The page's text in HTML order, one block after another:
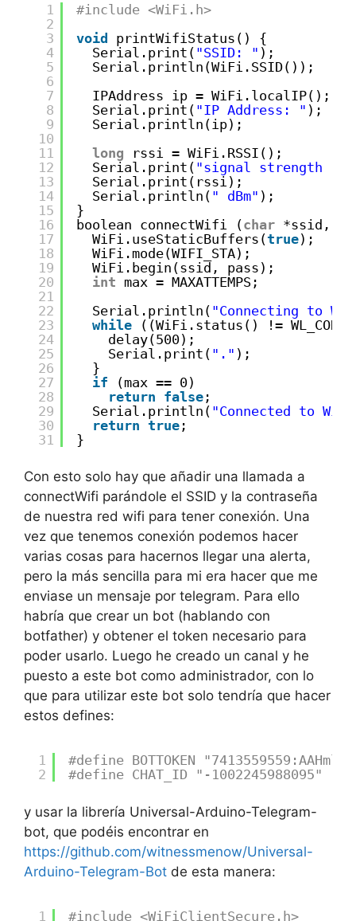
1
2
3
4
5
6
7
8
9
10
11
12
13
14
15
16
17
18
19
20
21
22
23
24
25
26
27
28
29
30
31
#include <WiFi.h>
void printWifiStatus() {
Serial.print( "SSID: " );
Serial.println(WiFi.SSID());
IPAddress ip = WiFi.localIP();
Serial.print( "IP Address: " );
Serial.println(ip);
long
rssi = WiFi.RSSI();
Serial.print( "signal strength
Serial.print(rssi);
Serial.println( " dBm" );
}
boolean connectWifi (char *ssid,
WiFi.useStaticBuffers(true);
WiFi.mode(WIFI_STA);
WiFi.begin(ssid, pass);
int max = MAXATTEMPS;
Serial.println( "Connecting to
while
((WiFi.status() !=
delay(500);
Serial.print( "." );
}
if
(max == 0)
return false ;
Serial.println( "Connected to
return true ;
}
Con esto solo hay que añadir una llamada a
connectWifi parándole el SSID y la contraseña
de nuestra red wifi para tener conexión. Una
vez que tenemos conexión podemos hacer
varias cosas para hacernos llegar una alerta,
pero la más sencilla para mi era hacer que me
enviase un mensaje por telegram. Para ello
habría que crear un bot (hablando con
botfather) y obtener el token necesario para
poder usarlo. Luego he creado un canal y he
puesto a este bot como administrador, con lo
que para utilizar este bot solo tendría que hacer
estos defines:
1
2
#define BOTTOKEN
#define CHAT_ID "-1002245988095"
y usar la librería Universal-Arduino-Telegram-
bot, que podéis encontrar en
https://github.com/witnessmenow/Universal-
Arduino-Telegram-Bot de esta manera:
1 #include <WiFiClientSecure.h>